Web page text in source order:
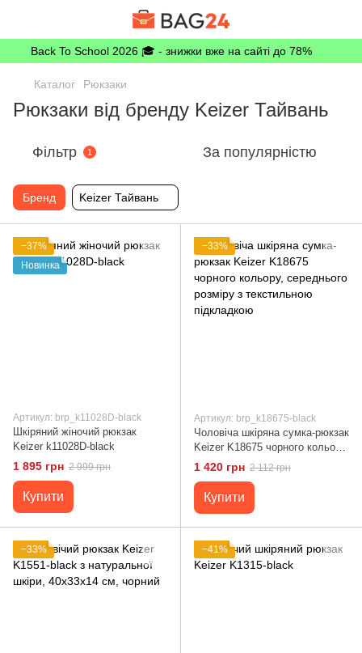
Back To School 2026 🎓 - знижки вже на сайті до 78%
Каталог Рюкзаки
Рюкзаки від бренду Keizer Тайвань
Фільтр 1 За популярністю
Бренд Keizer Тайвань
−37%
Новинка
Артикул: brp_k11028D-black
Шкіряний жіночий рюкзак
Keizer k11028D-black
1 895 грн 2 999 грн
Купити
−33%
Артикул: brp_k18675-black
Чоловіча шкіряна сумка-рюкзак
Keizer K18675 чорного кольору,
середнього розміру з
текстильною підкладкою
1 420 грн 2 112 грн
Купити
−33% −41%